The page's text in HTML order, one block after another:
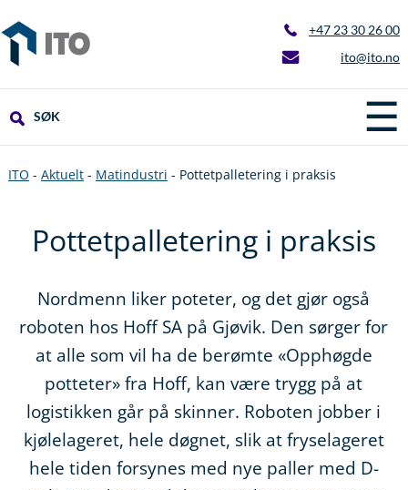
+47 23 30 26 00
ito@ito.no
☰
SØK
ITO - Aktuelt- Matindustri - Pottetpalletering i praksis
Pottetpalletering i praksis
Nordmenn liker poteter, og det gjør også
roboten hos Hoff SA på Gjøvik. Den sørger for
at alle som vil ha de berømte «Opphøgde
potteter» fra Hoff, kan være trygg på at
logistikken går på skinner. Roboten jobber i
kjølelageret, hele døgnet, slik at fryselageret
hele tiden forsynes med nye paller med D-